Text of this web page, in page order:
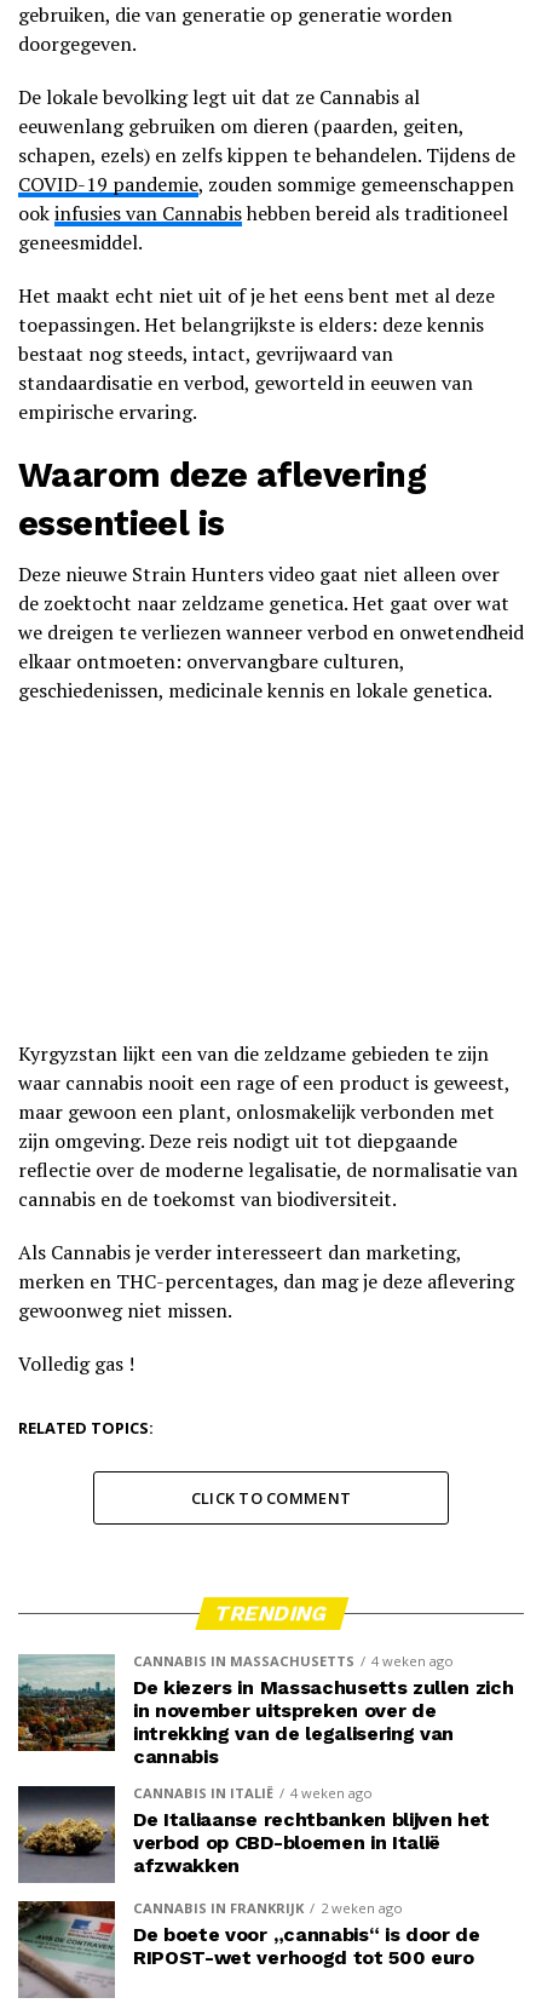
gebruiken, die van generatie op generatie worden
doorgegeven.
De lokale bevolking legt uit dat ze Cannabis al
eeuwenlang gebruiken om dieren (paarden, geiten,
schapen, ezels) en zelfs kippen te behandelen. Tijdens de
COVID-19 pandemie, zouden sommige gemeenschappen
ookinfusies van Cannabishebben bereid als traditioneel
geneesmiddel.
Het maakt echt niet uit of je het eens bent met al deze
toepassingen. Het belangrijkste is elders: deze kennis
bestaat nog steeds, intact, gevrijwaard van
standaardisatie en verbod, geworteld in eeuwen van
empirische ervaring.
Waarom deze aflevering
essentieel is
Deze nieuwe Strain Hunters video gaat niet alleen over
de zoektocht naar zeldzame genetica. Het gaat over wat
we dreigen te verliezen wanneer verbod en onwetendheid
elkaar ontmoeten: onvervangbare culturen,
geschiedenissen, medicinale kennis en lokale genetica.
Kyrgyzstan lijkt een van die zeldzame gebieden te zijn
waar cannabis nooit een rage of een product is geweest,
maar gewoon een plant, onlosmakelijk verbonden met
zijn omgeving. Deze reis nodigt uit tot diepgaande
reflectie over de moderne legalisatie, de normalisatie van
cannabis en de toekomst van biodiversiteit.
Als Cannabis je verder interesseert dan marketing,
merken en THC-percentages, dan mag je deze aflevering
gewoonweg niet missen.
Volledig gas !
RELATED TOPICS:
CLICK TO COMMENT
TRENDING
CANNABIS IN MASSACHUSETTS 4 weken ago
De kiezers in Massachusetts zullen zich
in november uitspreken over de
intrekking van de legalisering van
cannabis
CANNABIS IN ITALIË 4 weken ago
De Italiaanse rechtbanken blijven het
verbod op CBD-bloemen in Italië
afzwakken
CANNABIS IN FRANKRIJK 2 weken ago
De boete voor „cannabis“ is door de
RIPOST-wet verhoogd tot 500 euro